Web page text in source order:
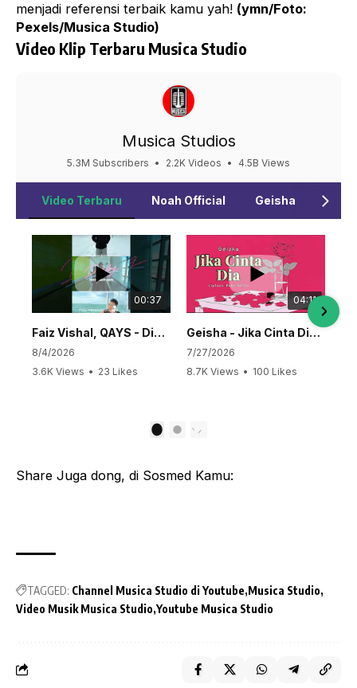
menjadi referensi terbaik kamu yah! (ymn/Foto:
Pexels/Musica Studio)
Video Klip Terbaru Musica Studio
Musica Studios
5.3M Subscribers • 2.2K Videos • 4.5B Views
Video Terbaru Noah Official Geisha
00:37
Faiz Vishal, QAYS - Dialog #shorts
8/4/2026
3.6K Views • 23 Likes
04:11
Geisha - Jika Cinta Dia (Official Lyric Video)
7/27/2026
8.7K Views • 100 Likes
2
Share Juga dong, di Sosmed Kamu:
TAGGED: Channel Musica Studio di Youtube Musica Studio
Video Musik Musica Studio Youtube Musica Studio